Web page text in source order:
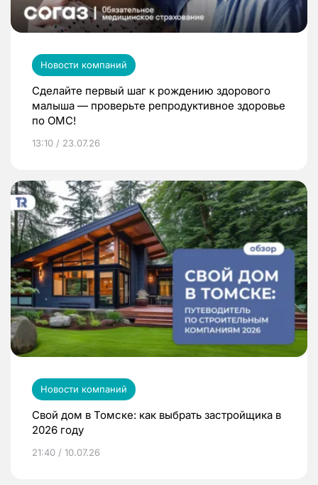
Новости компаний
Сделайте первый шаг к рождению здорового
малыша — проверьте репродуктивное здоровье
по ОМС!
13:10 / 23.07.26
Новости компаний
Свой дом в Томске: как выбрать застройщика в
2026 году
21:40 / 10.07.26